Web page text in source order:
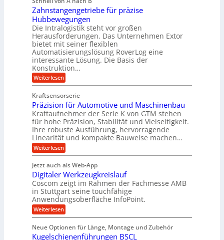
l
i
k
i
m
V
e
r
g
e
c
h
i
g
e
K
u
g
e
l
g
e
w
i
n
d
e
t
i
e
b
e
f
ü
r
r
g
e
r
t
U
m
s
a
t
u
n
d
A
u
f
t
r
a
g
s
e
i
g
h
r
A
r
b
e
i
t
s
l
o
s
e
,
w
e
n
i
g
e
r
S
t
e
l
Zahnstangengetriebe für präzise
Hubbewegungen
Die Intralogistik steht vor großen
Herausforderungen. Das Unternehmen Extor
bietet mit seiner flexiblen
Automatisierungslösung RoverLog eine
interessante Lösung. Die Basis der
Konstruktion…
Weiterlesen:
Z
h
n
s
t
a
n
g
e
n
e
t
r
i
e
b
e
f
r
p
Kraftsensorserie
Präzision für Automotive und Maschinenbau
Kraftaufnehmer der Serie K von GTM stehen
für hohe Präzision, Stabilität und Vielseitigkeit.
Ihre robuste Ausführung, hervorragende
Linearität und kompakte Bauweise machen…
Weiterlesen:
P
ä
z
i
s
i
o
n
f
r
A
Jetzt auch als Web-App
Digitaler Werkzeugkreislauf
Coscom zeigt im Rahmen der Fachmesse AMB
in Stuttgart seine touchfähige
Anwendungsoberfläche InfoPoint.
Weiterlesen:
D
g
i
Neue Optionen für Länge, Montage und Zubehör
Kugelschienenführungen BSCL